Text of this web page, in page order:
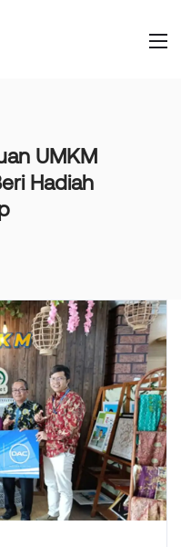
UMKM
Hadiah